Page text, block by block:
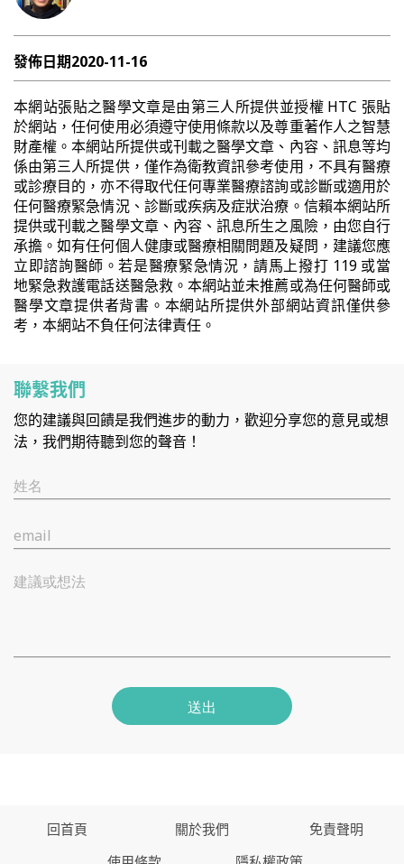
發佈日期2020-11-16
本網站張貼之醫學文章是由第三人所提供並授權 HTC 張貼
於網站，任何使用必須遵守使用條款以及尊重著作人之智慧
財產權。本網站所提供或刊載之醫學文章、內容、訊息等均
係由第三人所提供，僅作為衛教資訊參考使用，不具有醫療
或診療目的，亦不得取代任何專業醫療諮詢或診斷或適用於
任何醫療緊急情況、診斷或疾病及症狀治療。信賴本網站所
提供或刊載之醫學文章、內容、訊息所生之風險，由您自行
承擔。如有任何個人健康或醫療相關問題及疑問，建議您應
立即諮詢醫師。若是醫療緊急情況，請馬上撥打 119 或當
地緊急救護電話送醫急救。本網站並未推薦或為任何醫師或
醫學文章提供者背書。本網站所提供外部網站資訊僅供參
考，本網站不負任何法律責任。
聯繫我們
您的建議與回饋是我們進步的動力，歡迎分享您的意見或想
法，我們期待聽到您的聲音！
姓名
email
建議或想法
送出
回首頁 關於我們
免責聲明